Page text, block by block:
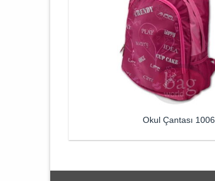
Okul Çantası 1006